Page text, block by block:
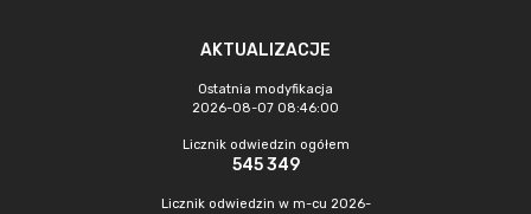
AKTUALIZACJE
Ostatnia modyfikacja
2026-08-07 08:46:00
Licznik odwiedzin ogółem
545 349
Licznik odwiedzin w m-cu 2026-